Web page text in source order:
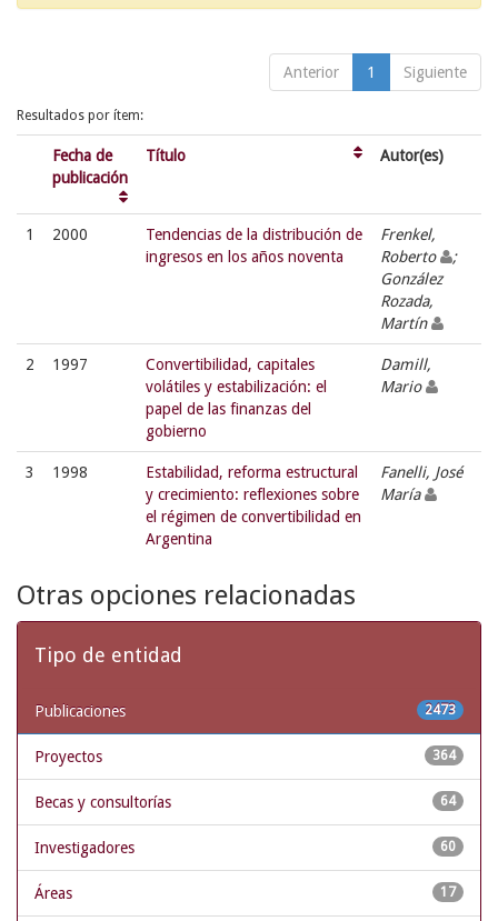
Anterior 1 Siguiente
Resultados por ítem:
Fecha de
publicación
Título Autor(es)
1 2000
Tendencias de la distribución de
ingresos en los años noventa
Frenkel,
Roberto
;
González
Rozada,
Martín
2 1997
Convertibilidad, capitales
volátiles y estabilización: el
papel de las finanzas del
gobierno
Damill,
Mario
3 1998
Estabilidad, reforma estructural
y crecimiento: reflexiones sobre
el régimen de convertibilidad en
Argentina
Fanelli, José
María
Otras opciones relacionadas
Tipo de entidad
2473
Publicaciones
364
Proyectos
64
Becas y consultorías
60
Investigadores
17
Áreas